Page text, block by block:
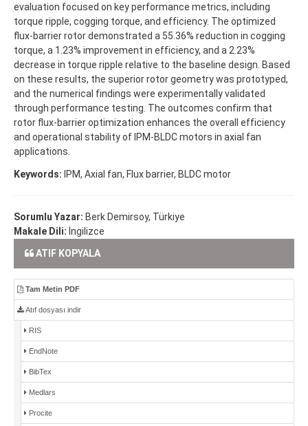
evaluation focused on key performance metrics, including
torque ripple, cogging torque, and efficiency. The optimized
flux-barrier rotor demonstrated a 55.36% reduction in cogging
torque, a 1.23% improvement in efficiency, and a 2.23%
decrease in torque ripple relative to the baseline design. Based
on these results, the superior rotor geometry was prototyped,
and the numerical findings were experimentally validated
through performance testing. The outcomes confirm that
rotor flux-barrier optimization enhances the overall efficiency
and operational stability of IPM-BLDC motors in axial fan
applications.
Keywords: IPM, Axial fan, Flux barrier, BLDC motor
Sorumlu Yazar: Berk Demirsoy, Türkiye
Makale Dili: İngilizce
ATIF KOPYALA
Tam Metin PDF
Atıf dosyası indir
RIS
EndNote
BibTex
Medlars
Procite